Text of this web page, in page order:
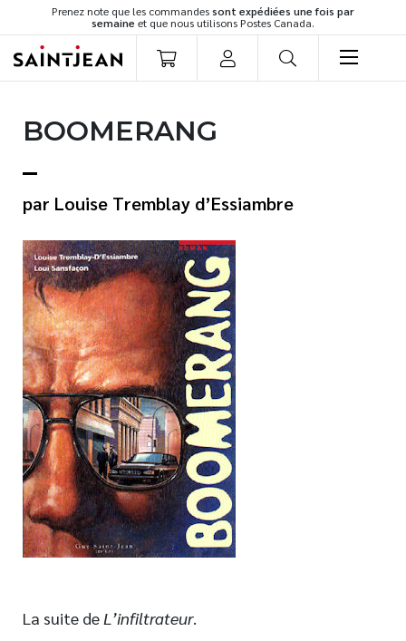
Prenez note que les commandessont expédiées une fois par
semaine et que nous utilisons Postes Canada.
Romans
Développement personnel
Littérature jeunesse
Spiritualité
Famille
Culture générale
Témoignages
Vie pratique
Finances
Nouveautés
Numérique
Livres audio
Meilleurs vendeurs
Page vedette
À PROPOS
BOOMERANG
Louise Tremblay d’Essiambre
La suite de L’infiltrateur.